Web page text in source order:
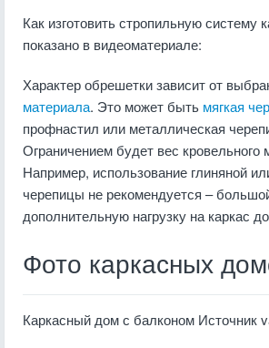
Как изготовить стропильную систему
показано в видеоматериале:
Характер обрешетки зависит от
материала. Это может быть мягкая
профнастил или металлическая
Ограничением будет вес кровельного
Например, использование глиняной
черепицы не рекомендуется –
дополнительную нагрузку на каркас
Фото каркасных
Каркасный дом с балконом Источник